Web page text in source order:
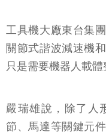
工具機大廠東台集
關節式諧波減速機
只是需要機器人載體
嚴瑞雄說，除了人
節、馬達等關鍵元